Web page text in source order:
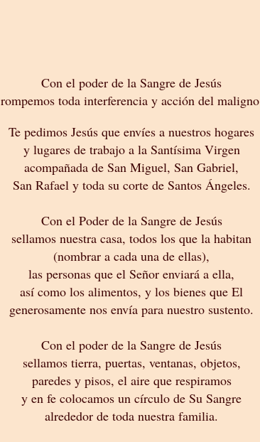
Con el poder de la Sangre de Jesús
rompemos toda interferencia y acción del
Te pedimos Jesús que envíes a nuestros hogares
y lugares de trabajo a la Santísima Virgen
acompañada de San Miguel, San Gabriel,
San Rafael y toda su corte de Santos Ángeles.
Con el Poder de la Sangre de Jesús
sellamos nuestra casa, todos los que la habitan
(nombrar a cada una de ellas),
las personas que el Señor enviará a ella,
así como los alimentos, y los bienes que El
generosamente nos envía para nuestro sustento.
Con el poder de la Sangre de Jesús
sellamos tierra, puertas, ventanas, objetos,
paredes y pisos, el aire que respiramos
y en fe colocamos un círculo de Su Sangre
alrededor de toda nuestra familia.